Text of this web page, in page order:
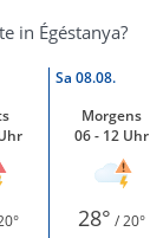
in Égéstanya?
Sa 08.08.
Morgens
06 - 12 Uhr
28° / 20°